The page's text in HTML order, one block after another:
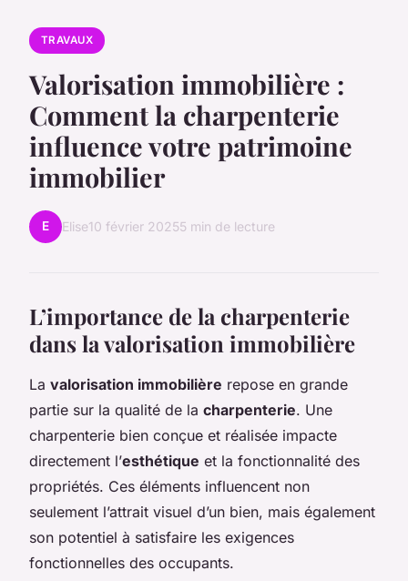
TRAVAUX
Valorisation immobilière :
Comment la charpenterie
influence votre patrimoine
immobilier
E Elise10 février 20255 min de lecture
L’importance de la charpenterie
dans la valorisation immobilière
La valorisation immobilière repose en grande
partie sur la qualité de la charpenterie. Une
charpenterie bien conçue et réalisée impacte
directement l’esthétique et la fonctionnalité des
propriétés. Ces éléments influencent non
seulement l’attrait visuel d’un bien, mais également
son potentiel à satisfaire les exigences
fonctionnelles des occupants.